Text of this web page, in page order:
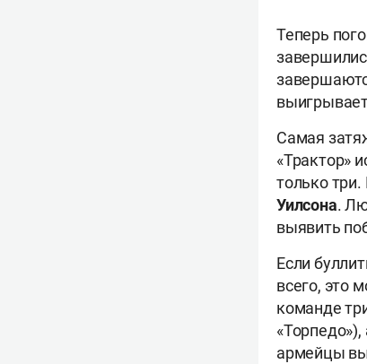
Теперь
Самая
«Трактор»
только
Уилсона.
выявить
Если
всего, это
команде
армейцы